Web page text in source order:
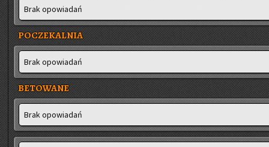
Brak opo­wia­dań
POCZEKALNIA
Brak opo­wia­dań
BETOWANE
Brak opo­wia­dań